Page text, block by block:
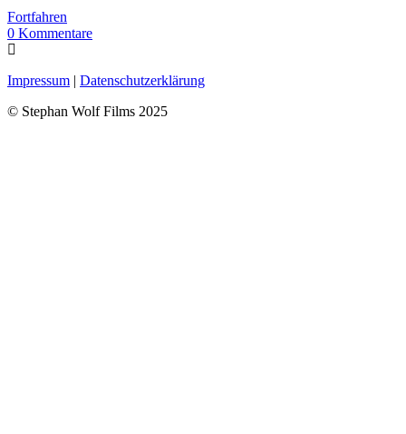
Fortfahren
0 Kommentare
Impressum | Datenschutzerklärung
© Stephan Wolf Films 2025